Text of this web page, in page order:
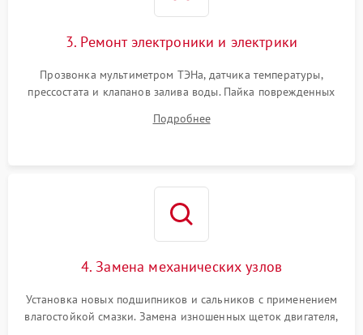
3. Ремонт электроники и электрики
Прозвонка мультиметром ТЭНа, датчика температуры,
прессостата и клапанов залива воды. Пайка поврежденных
Восстановление целостности проводки и контактов.
Подробнее
4. Замена механических узлов
Установка новых подшипников и сальников с применением
влагостойкой смазки. Замена изношенных щеток двигателя,